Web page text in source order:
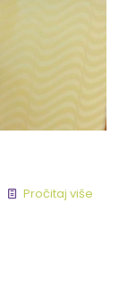
Pročitaj više